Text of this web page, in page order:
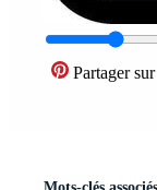
Partager